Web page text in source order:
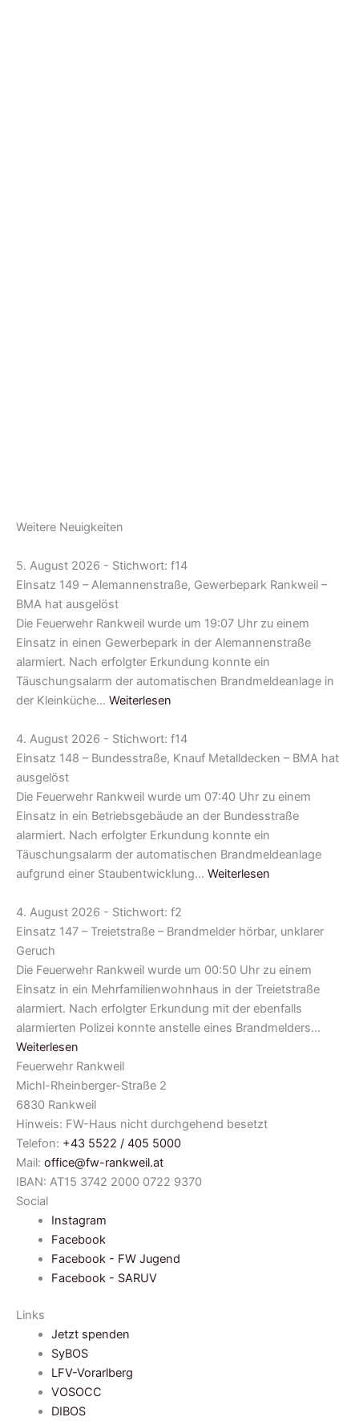
Weitere Neuigkeiten
5. August 2026 - Stichwort: f14
Einsatz 149 – Alemannenstraße, Gewerbepark Rankweil –
BMA hat ausgelöst
Die Feuerwehr Rankweil wurde um 19:07 Uhr zu einem
Einsatz in einen Gewerbepark in der Alemannenstraße
alarmiert. Nach erfolgter Erkundung konnte ein
Täuschungsalarm der automatischen Brandmeldeanlage in
der Kleinküche… Weiterlesen
4. August 2026 - Stichwort: f14
Einsatz 148 – Bundesstraße, Knauf Metalldecken – BMA hat
ausgelöst
Die Feuerwehr Rankweil wurde um 07:40 Uhr zu einem
Einsatz in ein Betriebsgebäude an der Bundesstraße
alarmiert. Nach erfolgter Erkundung konnte ein
Täuschungsalarm der automatischen Brandmeldeanlage
aufgrund einer Staubentwicklung… Weiterlesen
4. August 2026 - Stichwort: f2
Einsatz 147 – Treietstraße – Brandmelder hörbar, unklarer
Geruch
Die Feuerwehr Rankweil wurde um 00:50 Uhr zu einem
Einsatz in ein Mehrfamilienwohnhaus in der Treietstraße
alarmiert. Nach erfolgter Erkundung mit der ebenfalls
alarmierten Polizei konnte anstelle eines Brandmelders…
Weiterlesen
Feuerwehr Rankweil
Michl-Rheinberger-Straße 2
6830 Rankweil
Hinweis: FW-Haus nicht durchgehend besetzt
Telefon: +43 5522 / 405 5000
Mail: office@fw-rankweil.at
IBAN: AT15 3742 2000 0722 9370
Social
Instagram
Facebook
Facebook - FW Jugend
Facebook - SARUV
Links
Jetzt spenden
SyBOS
LFV-Vorarlberg
VOSOCC
DIBOS